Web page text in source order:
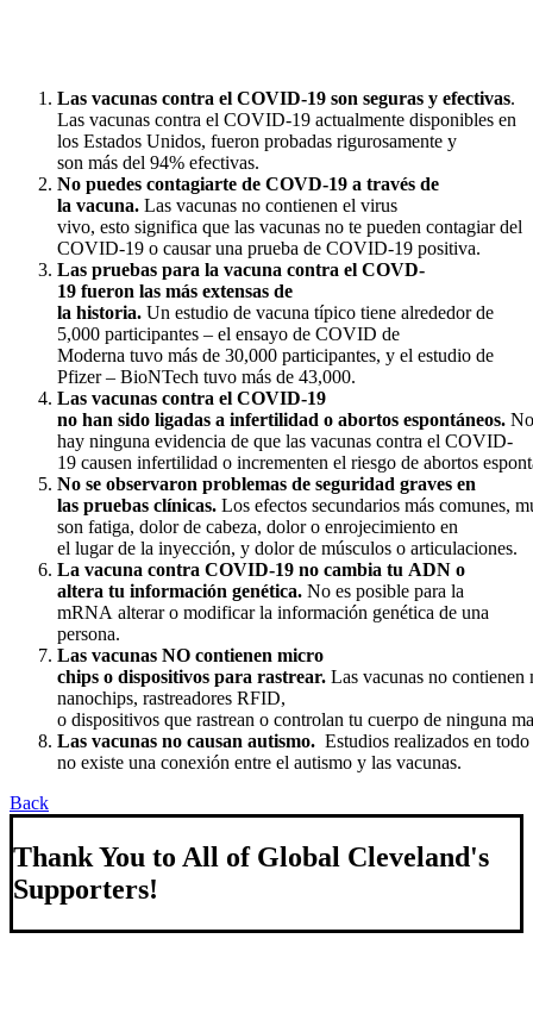
Las vacunas contra el COVID-19 son seguras y efectivas.
Las vacunas contra el COVID-19 actualmente disponibles en
los Estados Unidos, fueron probadas rigurosamente y
son más del 94% efectivas.
No puedes contagiarte de COVD-19 a través de
la vacuna. Las vacunas no contienen el virus
vivo, esto significa que las vacunas no te pueden contagiar del
COVID-19 o causar una prueba de COVID-19 positiva.
Las pruebas para la vacuna contra el COVD-
19 fueron las más extensas de
la historia. Un estudio de vacuna típico tiene alrededor de
5,000 participantes – el ensayo de COVID de
Moderna tuvo más de 30,000 participantes, y el estudio de
Pfizer – BioNTech tuvo más de 43,000.
Las vacunas contra el COVID-19
no han sido ligadas a infertilidad o abortos espontáneos. No
hay ninguna evidencia de que las vacunas contra el COVID-
19 causen infertilidad o incrementen el riesgo de abortos
No se observaron problemas de seguridad graves en
las pruebas clínicas. Los efectos secundarios más comunes,
son fatiga, dolor de cabeza, dolor o enrojecimiento en
el lugar de la inyección, y dolor de músculos o articulaciones.
La vacuna contra COVID-19 no cambia tu ADN o
altera tu información genética. No es posible para la
mRNA alterar o modificar la información genética de una
persona.
Las vacunas NO contienen micro
chips o dispositivos para rastrear. Las vacunas no contienen
nanochips, rastreadores RFID,
o dispositivos que rastrean o controlan tu cuerpo de ninguna
Las vacunas no causan autismo. Estudios realizados en
no existe una conexión entre el autismo y las vacunas.
Back
Thank You to All of Global Cleveland's
Supporters!